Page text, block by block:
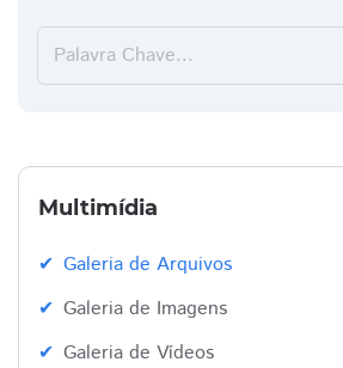
Palavra Chave...
Multimídia
Galeria de Arquivos
Galeria de Imagens
Galeria de Vídeos